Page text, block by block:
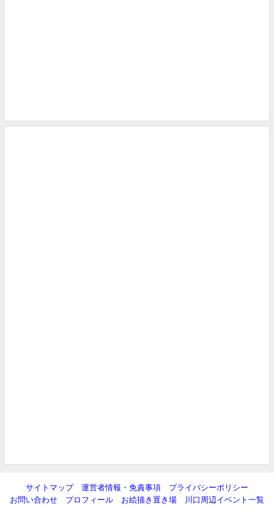
サイトマップ 運営者情報・免責事項
プライバシーポリシー
お問い合わせ
プロフィール お絵描き置き場
川口周辺イベント一覧